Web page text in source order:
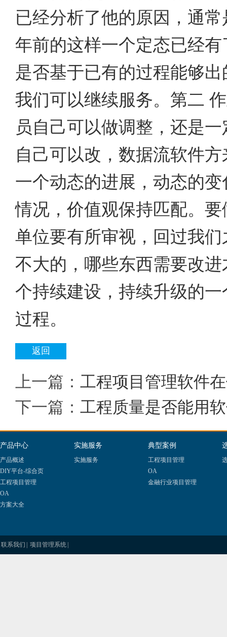
已经分析了他的原因，通
年前的这样一个定态已经
是否基于已有的过程能够
我们可以继续服务。第二
员自己可以做调整，还是
自己可以改，数据流软件
一个动态的进展，动态的
情况，价值观保持匹配。
单位要有所审视，回过我
不大的，哪些东西需要改
个持续建设，持续升级的
过程。
返回
上一篇： 工程项目管理软件
下一篇： 工程质量是否能用
产品中心
产品概述
DIY平台-综合页
工程项目管理
OA
方案大全
实施服务
实施服务
典型案例
工程项目管理
OA
金融行业项目管理
联系我们 项目管理系统